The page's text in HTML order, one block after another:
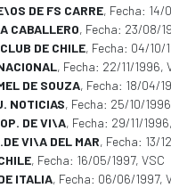
DE FS CARRE, Fecha: 14/
CABALLERO, Fecha: 23/08/
DE CHILE, Fecha: 04/10/
, Fecha: 22/11/1996,
DE SOUZA, Fecha: 18/04/
NOTICIAS, Fecha: 25/10/
DE VI\A, Fecha: 29/11/
VI\A DEL MAR, Fecha: 13/
, Fecha: 16/05/1997, VSC
ITALIA, Fecha: 06/06/1997,